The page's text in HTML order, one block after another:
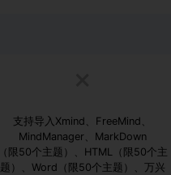
支持导入Xmind、FreeMind、
MindManager、MarkDown
（限50个主题）、HTML（限50个主
题）、Word（限50个主题）、万兴